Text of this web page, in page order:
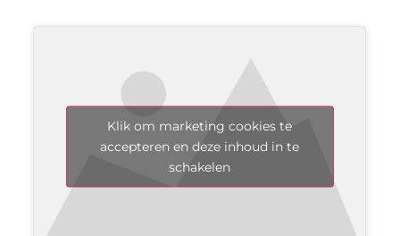
Klik om marketing cookies te
accepteren en deze inhoud in te
schakelen